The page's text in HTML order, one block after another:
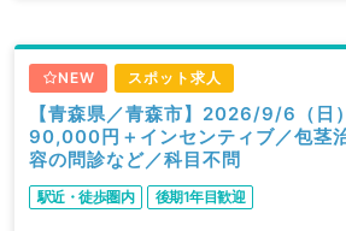
NEW スポット求人
【青森県／青森市】2026/9/6（
90,000円＋インセンティブ／包茎
容の問診など／科目不問
駅近・徒歩圏内 後期1年目歓迎